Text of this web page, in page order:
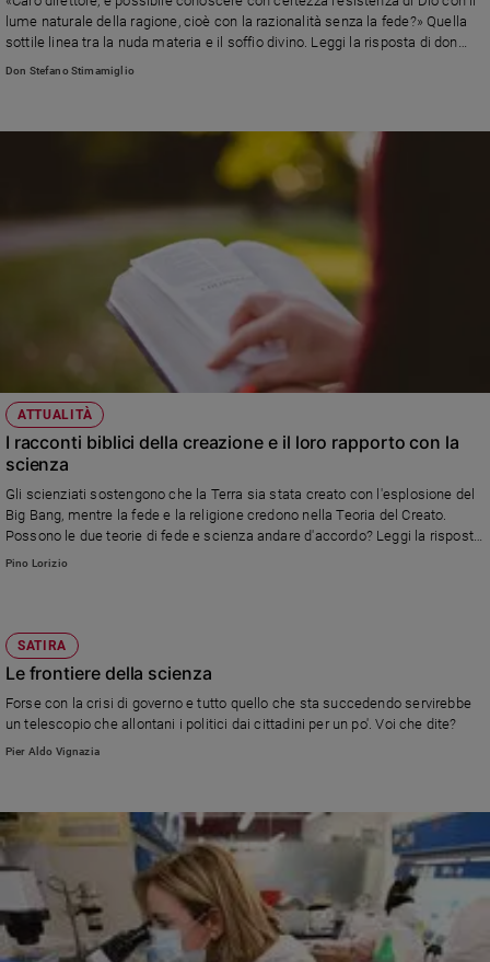
Ambiente
e
Caso
Costume
Cultura
e
Sanremo
2026
Cinema,
streaming
Libri
Arte
educazione
e
figli
Nonni
Coppia
lume naturale della ragione, cioè con la razionalità senza la fede?» Quella
sottile linea tra la nuda materia e il soffio divino. Leggi la risposta di don
Stefano Stimamiglio, direttore di Famiglia Cristiana
Don Stefano Stimamiglio
ATTUALITÀ
I racconti biblici della creazione e il loro rapporto con la
scienza
Gli scienziati sostengono che la Terra sia stata creato con l'esplosione del
Big Bang, mentre la fede e la religione credono nella Teoria del Creato.
Possono le due teorie di fede e scienza andare d'accordo? Leggi la risposto
del Teologo
Pino Lorizio
SATIRA
Le frontiere della scienza
Forse con la crisi di governo e tutto quello che sta succedendo servirebbe
un telescopio che allontani i politici dai cittadini per un po'. Voi che dite?
Pier Aldo Vignazia